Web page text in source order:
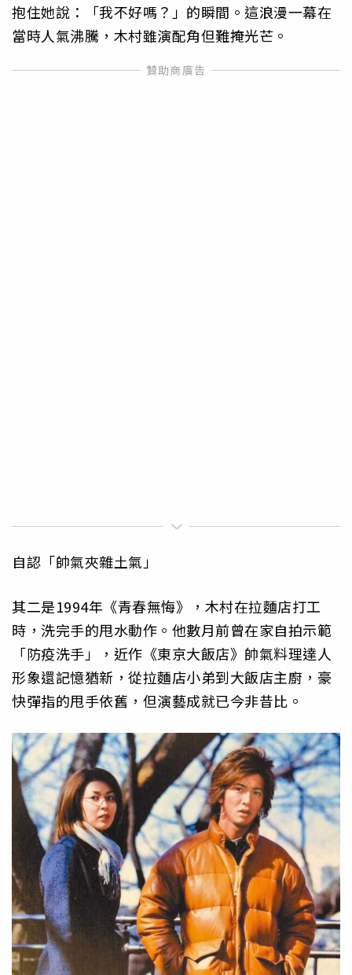
抱住她說：「我不好嗎？」的瞬間。這浪漫一幕在
當時人氣沸騰，木村雖演配角但難掩光芒。
自認「帥氣夾雜土氣」
其二是1994年《青春無悔》，木村在拉麵店打工
時，洗完手的甩水動作。他數月前曾在家自拍示範
「防疫洗手」，近作《東京大飯店》帥氣料理達人
形象還記憶猶新，從拉麵店小弟到大飯店主廚，豪
快彈指的甩手依舊，但演藝成就已今非昔比。